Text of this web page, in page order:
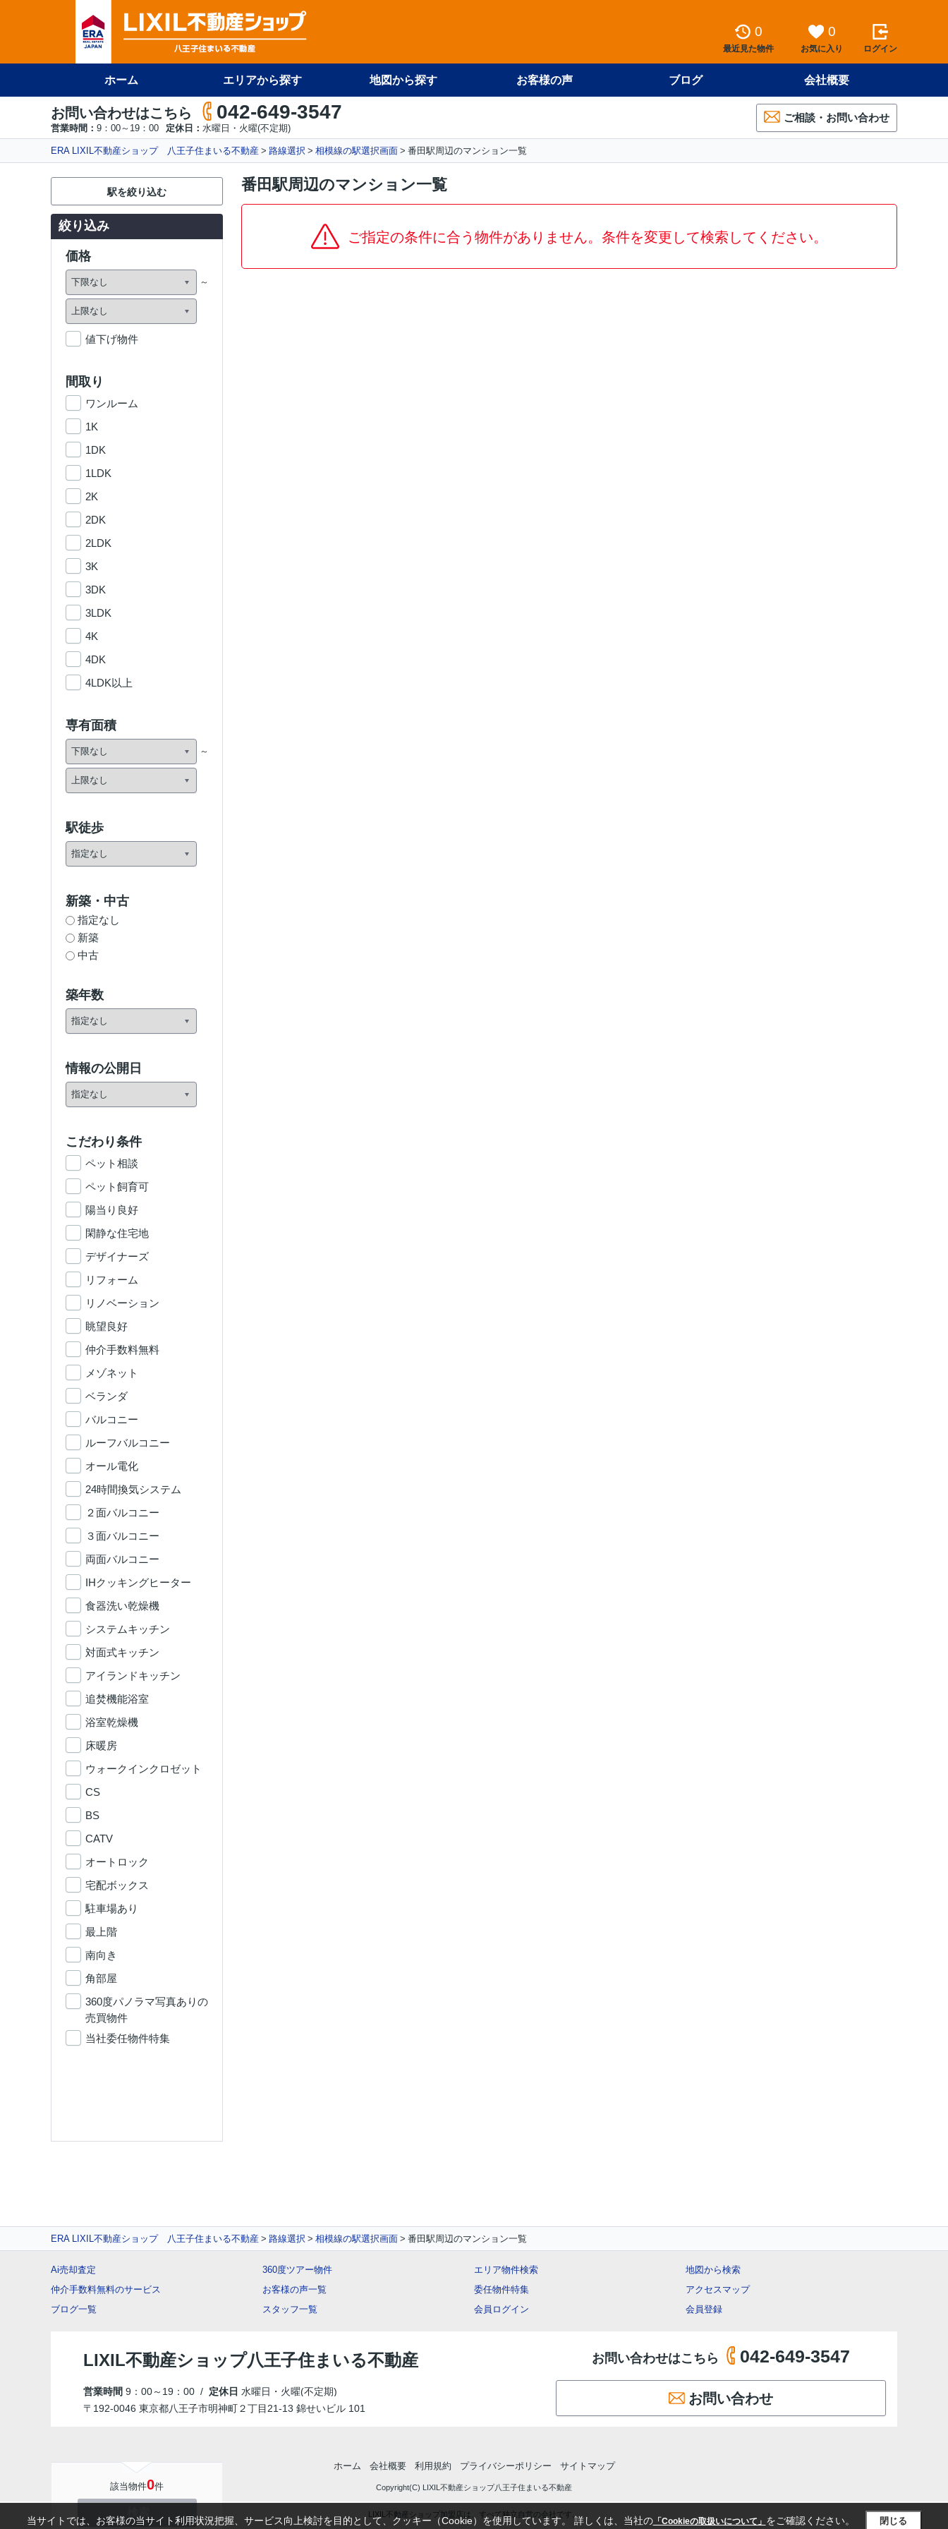
0
最近見た物件
0
お気に入り ログイン
ホーム エリアから探す 地図から探す お客様の声 ブログ 会社概要
お問い合わせはこちら 042-649-3547
営業時間： 9：00～19：00 定休日： 水曜日・火曜(不定期)
ご相談・お問い合わせ
ERA LIXIL不動産ショップ 八王子住まいる不動産 路線選択 相模線の駅選択画面 番田駅周辺のマンション一覧
番田駅周辺のマンション一覧
ご指定の条件に合う物件がありません。条件を変更して検索してください。
駅を絞り込む
絞り込み
価格
値下げ物件
間取り
ワンルーム
1K
1DK
1LDK
2K
2DK
2LDK
3K
3DK
3LDK
4K
4DK
4LDK以上
専有面積
駅徒歩
新築・中古
指定なし
新築
中古
築年数
情報の公開日
こだわり条件
ペット相談
ペット飼育可
陽当り良好
閑静な住宅地
デザイナーズ
リフォーム
リノベーション
眺望良好
仲介手数料無料
メゾネット
ベランダ
バルコニー
ルーフバルコニー
オール電化
24時間換気システム
２面バルコニー
３面バルコニー
両面バルコニー
IHクッキングヒーター
食器洗い乾燥機
システムキッチン
対面式キッチン
アイランドキッチン
追焚機能浴室
浴室乾燥機
床暖房
ウォークインクロゼット
CS
BS
CATV
オートロック
宅配ボックス
駐車場あり
最上階
南向き
角部屋
360度パノラマ写真ありの
売買物件
当社委任物件特集
該当物件0件
ERA LIXIL不動産ショップ 八王子住まいる不動産 路線選択 相模線の駅選択画面 番田駅周辺のマンション一覧
Ai売却査定
仲介手数料無料のサービス
ブログ一覧
360度ツアー物件
お客様の声一覧
スタッフ一覧
エリア物件検索
委任物件特集
会員ログイン
地図から検索
アクセスマップ
会員登録
LIXIL不動産ショップ八王子住まいる不動産
営業時間 9：00～19：00 / 定休日 水曜日・火曜(不定期)
〒192-0046 東京都八王子市明神町２丁目21-13 錦せいビル 101
お問い合わせはこちら 042-649-3547
お問い合わせ
ホーム 会社概要 利用規約 プライバシーポリシー サイトマップ
Copyright(C) LIXIL不動産ショップ八王子住まいる不動産
LIXIL不動産ショップ加盟店は、すべて独立自営の会社です。
当サイトでは、お客様の当サイト利用状況把握、サービス向上検討を目的として、クッキー（Cookie）を使用しています。 詳しくは、当社の「Cookieの取扱いについて」 をご確認ください。 閉じる